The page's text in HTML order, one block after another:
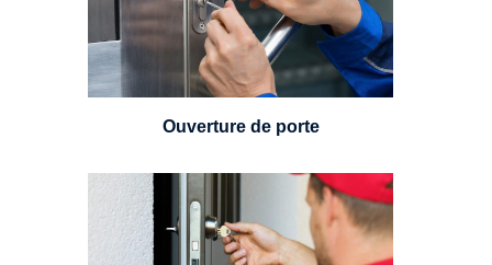
porte s'est refermée derrière vous
? Un serrurier est disponible
24h/7.
Ouverture de porte
Un serrurier sera en mesure de
choisir et remplacer un cylindre
standard, à 5 leviers ou à 3